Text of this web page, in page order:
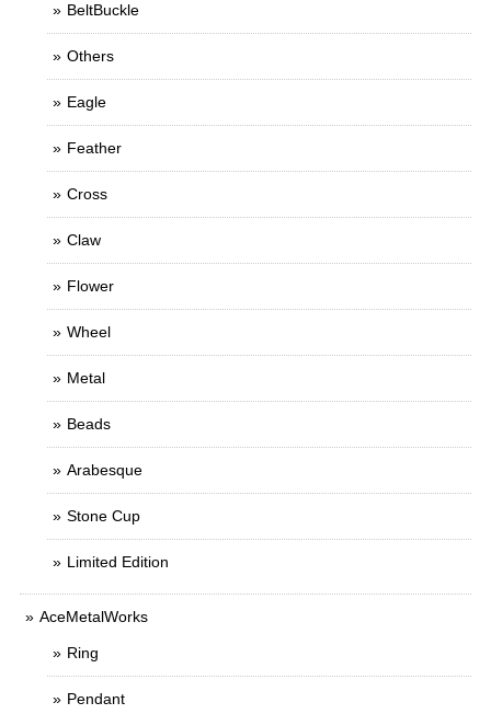
BeltBuckle
Others
Eagle
Feather
Cross
Claw
Flower
Wheel
Metal
Beads
Arabesque
Stone Cup
Limited Edition
AceMetalWorks
Ring
Pendant